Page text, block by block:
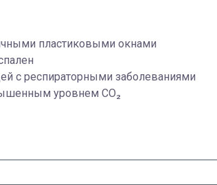
пластиковыми окнами
с респираторными заболеваниями
уровнем CO₂